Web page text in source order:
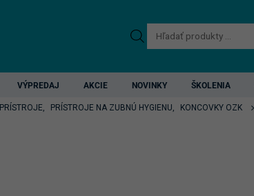
Products
search
VÝPREDAJ AKCIE NOVINKY ŠKOLENIA
PRÍSTROJE, PRÍSTROJE NA ZUBNÚ HYGIENU, KONCOVKY OZK